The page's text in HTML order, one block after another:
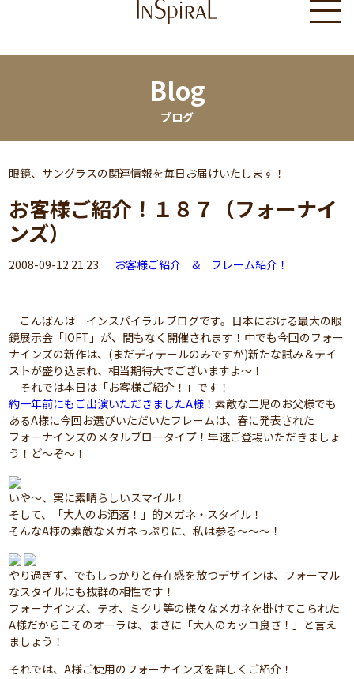
Blog
ブログ
眼鏡、サングラスの関連情報を毎日お届けいたします！
お客様ご紹介！１８７（フォーナイ
ンズ）
2008-09-12 21:23 ｜ お客様ご紹介 & フレーム紹介！
こんばんは インスパイラル ブログです。日本における最大の眼
鏡展示会「IOFT」が、間もなく開催されます！中でも今回のフォー
ナインズの新作は、(まだディテールのみですが)新たな試み＆テイ
ストが盛り込まれ、相当期待大でございますよ～！
それでは本日は「お客様ご紹介！」です！
約一年前にもご出演いただきましたA様 ！素敵な二児のお父様でも
あるA様に今回お選びいただいたフレームは、春に発表された
フォーナインズのメタルブロータイプ！早速ご登場いただきましょ
う！ど～ぞ～！
いや～、実に素晴らしいスマイル！
そして、「大人のお洒落！」的メガネ・スタイル！
そんなA様の素敵なメガネっぷりに、私は参る～～～！
やり過ぎず、でもしっかりと存在感を放つデザインは、フォーマル
なスタイルにも抜群の相性です！
フォーナインズ、テオ、ミクリ等の様々なメガネを掛けてこられた
A様だからこそのオーラは、まさに「大人のカッコ良さ！」と言え
ましょう！
それでは、A様ご使用のフォーナインズを詳しくご紹介！